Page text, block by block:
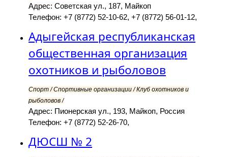
Адрес: Советская ул., 187, Майкоп
Телефон: +7 (8772) 52-10-62, +7 (8772) 56-01-12,
Адыгейская республиканская
общественная организация
охотников и рыболовов
Спорт / Спортивные организации / Клуб охотников и
рыболовов /
Адрес: Пионерская ул., 193, Майкоп, Россия
Телефон: +7 (8772) 52-26-70,
ДЮСШ № 2